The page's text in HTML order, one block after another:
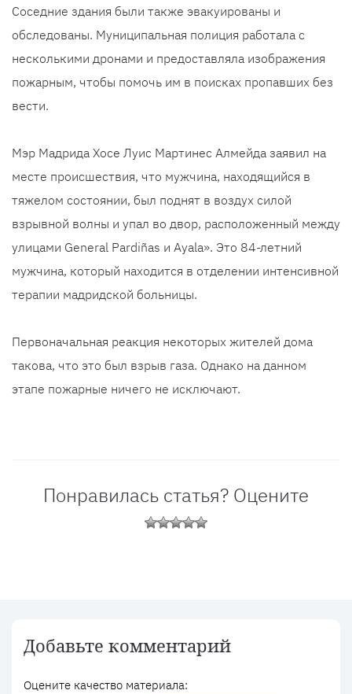
Соседние здания были также эвакуированы и
обследованы. Муниципальная полиция работала с
несколькими дронами и предоставляла изображения
пожарным, чтобы помочь им в поисках пропавших без
вести.
Мэр Мадрида Хосе Луис Мартинес Алмейда заявил на
месте происшествия, что мужчина, находящийся в
тяжелом состоянии, был поднят в воздух силой
взрывной волны и упал во двор, расположенный между
улицами General Pardiñas и Ayala». Это 84-летний
мужчина, который находится в отделении интенсивной
терапии мадридской больницы.
Первоначальная реакция некоторых жителей дома
такова, что это был взрыв газа. Однако на данном
этапе пожарные ничего не исключают.
Понравилась статья? Оцените
Добавьте комментарий
Оцените качество материала: